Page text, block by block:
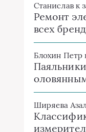
Станиславк
Ремонт
всех
Блохин Петр
Ширяева